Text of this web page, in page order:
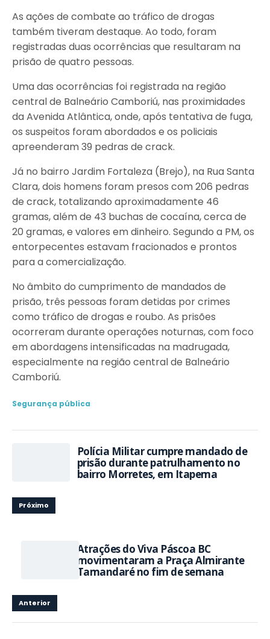
As ações de combate ao tráfico de drogas
também tiveram destaque. Ao todo, foram
registradas duas ocorrências que resultaram na
prisão de quatro pessoas.
Uma das ocorrências foi registrada na região
central de Balneário Camboriú, nas proximidades
da Avenida Atlântica, onde, após tentativa de fuga,
os suspeitos foram abordados e os policiais
apreenderam 39 pedras de crack.
Já no bairro Jardim Fortaleza (Brejo), na Rua Santa
Clara, dois homens foram presos com 206 pedras
de crack, totalizando aproximadamente 46
gramas, além de 43 buchas de cocaína, cerca de
20 gramas, e valores em dinheiro. Segundo a PM, os
entorpecentes estavam fracionados e prontos
para a comercialização.
No âmbito do cumprimento de mandados de
prisão, três pessoas foram detidas por crimes
como tráfico de drogas e roubo. As prisões
ocorreram durante operações noturnas, com foco
em abordagens intensificadas na madrugada,
especialmente na região central de Balneário
Camboriú.
Segurança pública
Polícia Militar cumpre mandado de
prisão durante patrulhamento no
bairro Morretes, em Itapema
Próximo
Atrações do Viva Páscoa BC
movimentaram a Praça Almirante
Tamandaré no fim de semana
Anterior